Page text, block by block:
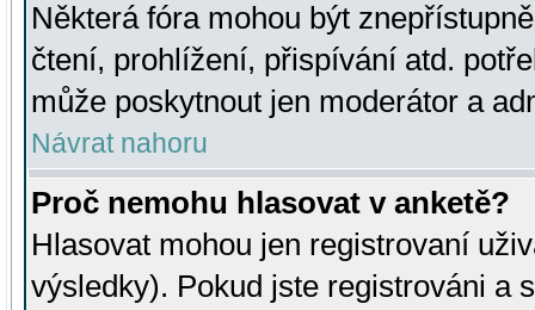
Některá fóra mohou být
čtení, prohlížení, přispívání atd.
může poskytnout jen moderátor a
Návrat nahoru
Proč nemohu hlasovat v anketě?
Hlasovat mohou jen registrovaní
výsledky). Pokud jste registrováni a